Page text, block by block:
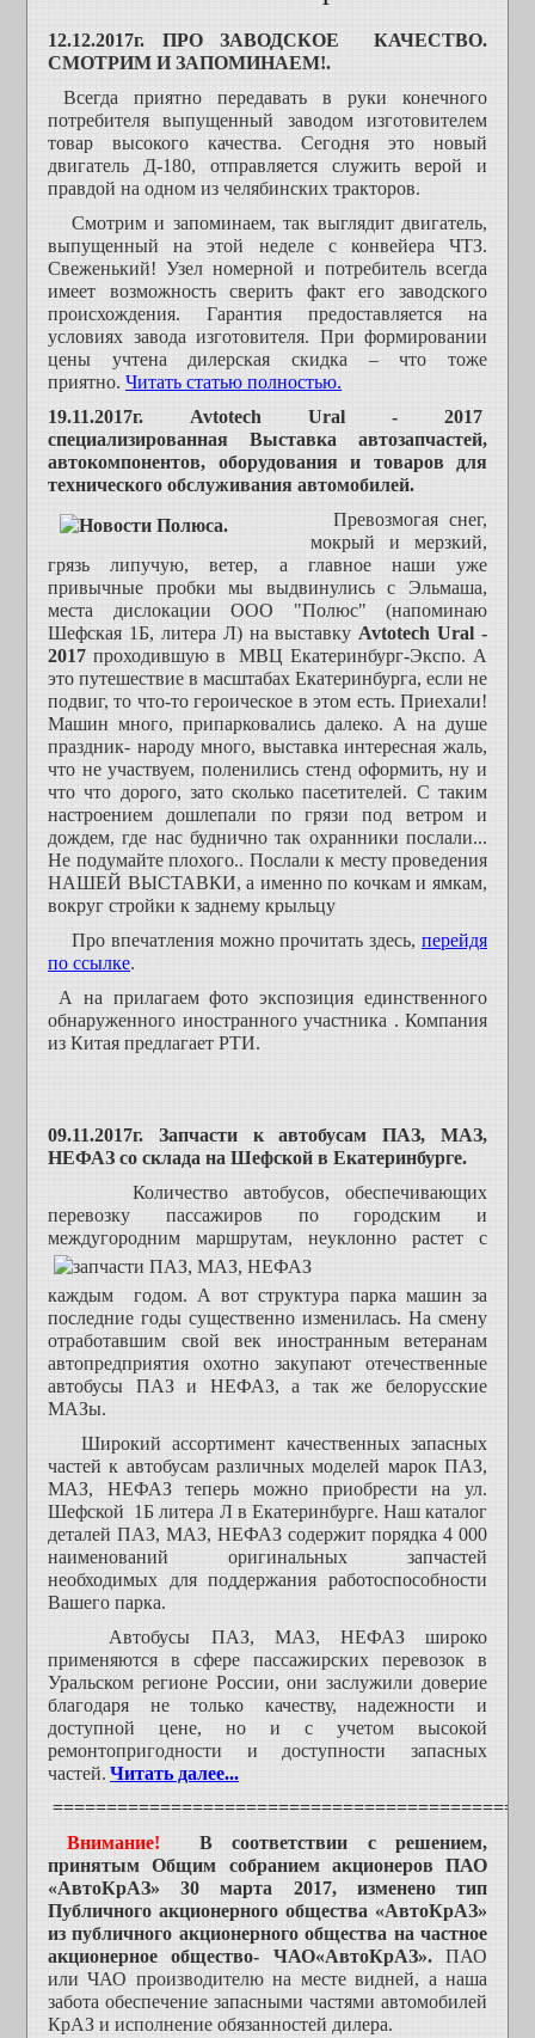
12.12.2017г. ПРО ЗАВОДСКОЕ КАЧЕСТВО.
СМОТРИМ И ЗАПОМИНАЕМ!.
Всегда приятно передавать в руки конечного
потребителя выпущенный заводом изготовителем
товар высокого качества. Сегодня это новый
двигатель Д-180, отправляется служить верой и
правдой на одном из челябинских тракторов.
Смотрим и запоминаем, так выглядит двигатель,
выпущенный на этой неделе с конвейера ЧТЗ.
Свеженький! Узел номерной и потребитель всегда
имеет возможность сверить факт его заводского
происхождения. Гарантия предоставляется на
условиях завода изготовителя. При формировании
цены учтена дилерская скидка – что тоже
приятно. Читать статью полностью.
19.11.2017г. Avtotech Ural - 2017
специализированная Выставка автозапчастей,
автокомпонентов, оборудования и товаров для
технического обслуживания автомобилей.
Превозмогая снег,
мокрый и мерзкий,
грязь липучую, ветер, а главное наши уже
привычные пробки мы выдвинулись с
Эльмаша,
места дислокации ООО "Полюс" (напоминаю
Шефская 1Б, литера Л) на выставку Avtotech Ural -
2017 проходившую в
МВЦ Екатеринбург-Экспо. А
это путешествие в масштабах Екатеринбурга, если не
подвиг, то что-то героическое в этом есть. Приехали!
Машин много, припарковались далеко. А на душе
праздник- народу много, выставка интересная жаль,
что не участвуем, поленились стенд оформить, ну и
что что дорого, зато сколько пасетителей. С таким
настроением дошлепали по грязи под ветром и
дождем, где нас буднично так охранники послали...
Не подумайте плохого.. Послали к месту проведения
НАШЕЙ ВЫСТАВКИ, а именно по кочкам и ямкам,
вокруг стройки к заднему крыльцу
Про впечатления можно прочитать здесь, перейдя
по ссылке.
А на прилагаем фото экспозиция единственного
обнаруженного иностранного участника . Компания
из Китая предлагает РТИ.
09.11.2017г. Запчасти к автобусам ПАЗ, МАЗ,
НЕФАЗ со склада на Шефской в Екатеринбурге.
Количество автобусов, обеспечивающих
перевозку пассажиров по городским и
междугородним маршрутам, неуклонно растет с
каждым годом. А вот структура парка машин за
последние годы существенно изменилась. На смену
отработавшим свой век иностранным ветеранам
автопредприятия охотно закупают отечественные
автобусы ПАЗ и НЕФАЗ, а так же белорусские
МАЗы.
Широкий ассортимент качественных запасных
частей к автобусам различных моделей марок ПАЗ,
МАЗ, НЕФАЗ теперь можно приобрести на ул.
Шефской 1Б литера Л в Екатеринбурге. Наш каталог
деталей ПАЗ, МАЗ, НЕФАЗ содержит порядка 4 000
наименований оригинальных запчастей
необходимых для поддержания работоспособности
Вашего парка.
Автобусы ПАЗ, МАЗ, НЕФАЗ широко
применяются в сфере пассажирских перевозок в
Уральском регионе России, они заслужили доверие
благодаря не только качеству, надежности и
доступной цене, но и с учетом высокой
ремонтопригодности и доступности запасных
частей. Читать далее...
Внимание! В соответствии с решением,
принятым Общим собранием акционеров ПАО
«АвтоКрАЗ» 30 марта 2017, изменено тип
Публичного акционерного общества «АвтоКрАЗ»
из публичного акционерного общества на частное
акционерное общество- ЧАО«АвтоКрАЗ».
ПАО
или ЧАО производителю на месте видней, а наша
забота обеспечение запасными частями автомобилей
КрАЗ и исполнение обязанностей дилера.